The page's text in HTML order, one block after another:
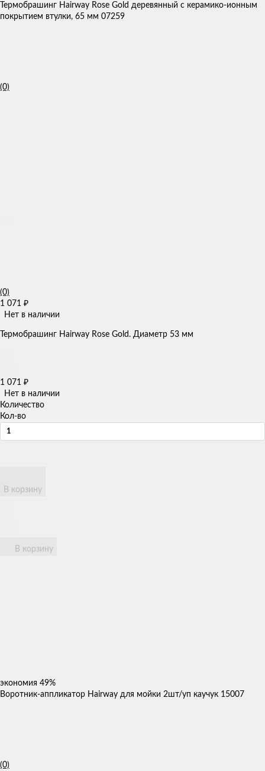
Термобрашинг Hairway Rose Gold деревянный с керамико-ионным
покрытием втулки, 65 мм 07259
(0)
(0)
1 071 ₽
Нет в наличии
​Термобрашинг Hairway Rose Gold. Диаметр 53 мм​
1 071 ₽
Нет в наличии
Количество
Кол-во
В корзину
В корзину
экономия 49%
Воротник-аппликатор Hairway для мойки 2шт/уп каучук 15007
(0)